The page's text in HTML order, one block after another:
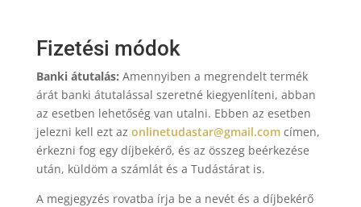
Fizetési módok
Banki átutalás: Amennyiben a megrendelt termék
árát banki átutalással szeretné kiegyenlíteni, abban
az esetben lehetőség van utalni. Ebben az esetben
jelezni kell ezt az onlinetudastar@gmail.comcímen,
érkezni fog egy díjbekérő, és az összeg beérkezése
után, küldöm a számlát és a Tudástárat is.
A megjegyzés rovatba írja be a nevét és a díjbekérő